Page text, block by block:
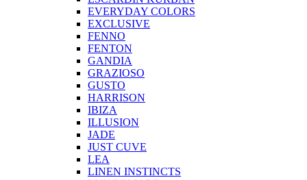
EVERYDAY COLORS
EXCLUSIVE
FENNO
FENTON
GANDIA
GRAZIOSO
GUSTO
HARRISON
IBIZA
ILLUSION
JADE
JUST CUVE
LEA
LINEN INSTINCTS